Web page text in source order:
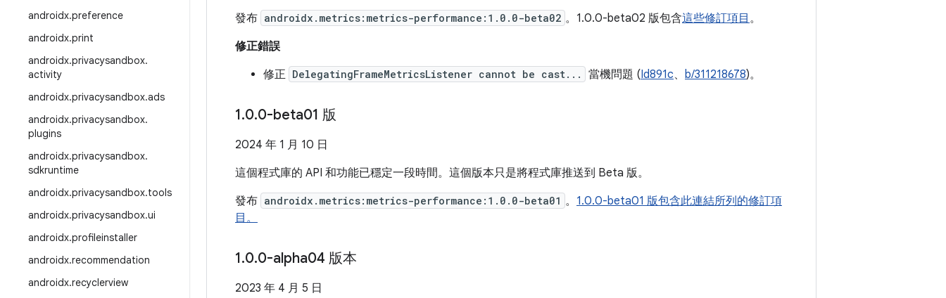
androidx.preference
androidx.print
androidx.privacysandbox.
activity
androidx.privacysandbox.ads
androidx.privacysandbox.
plugins
androidx.privacysandbox.
sdkruntime
androidx.privacysandbox.tools
androidx.privacysandbox.ui
androidx.profileinstaller
androidx.recommendation
androidx.recyclerview
發布 androidx.metrics:metrics-performance:1.0.0-beta02 。1.0.0-beta02 版包含這些修訂項目 。
修正錯誤
修正 DelegatingFrameMetricsListener cannot be cast... 當機問題 (Id891c、 b/311218678)。
1.0.0-beta01 版
2024 年 1 月 10 日
這個程式庫的 API 和功能已穩定一段時間。這個版本只是將程式庫推送到 Beta 版。
發布 androidx.metrics:metrics-performance:1.0.0-beta01 。 1.0.0-beta01 版包含此連結所列的修訂項
目。
1.0.0-alpha04 版本
2023 年 4 月 5 日